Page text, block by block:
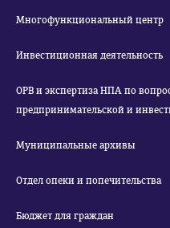
Многофункциональный центр
Инвестиционная деятельность
ОРВ и экспертиза НПА по
предпринимательской и
Муниципальные архивы
Отдел опеки и попечительства
Бюджет для граждан